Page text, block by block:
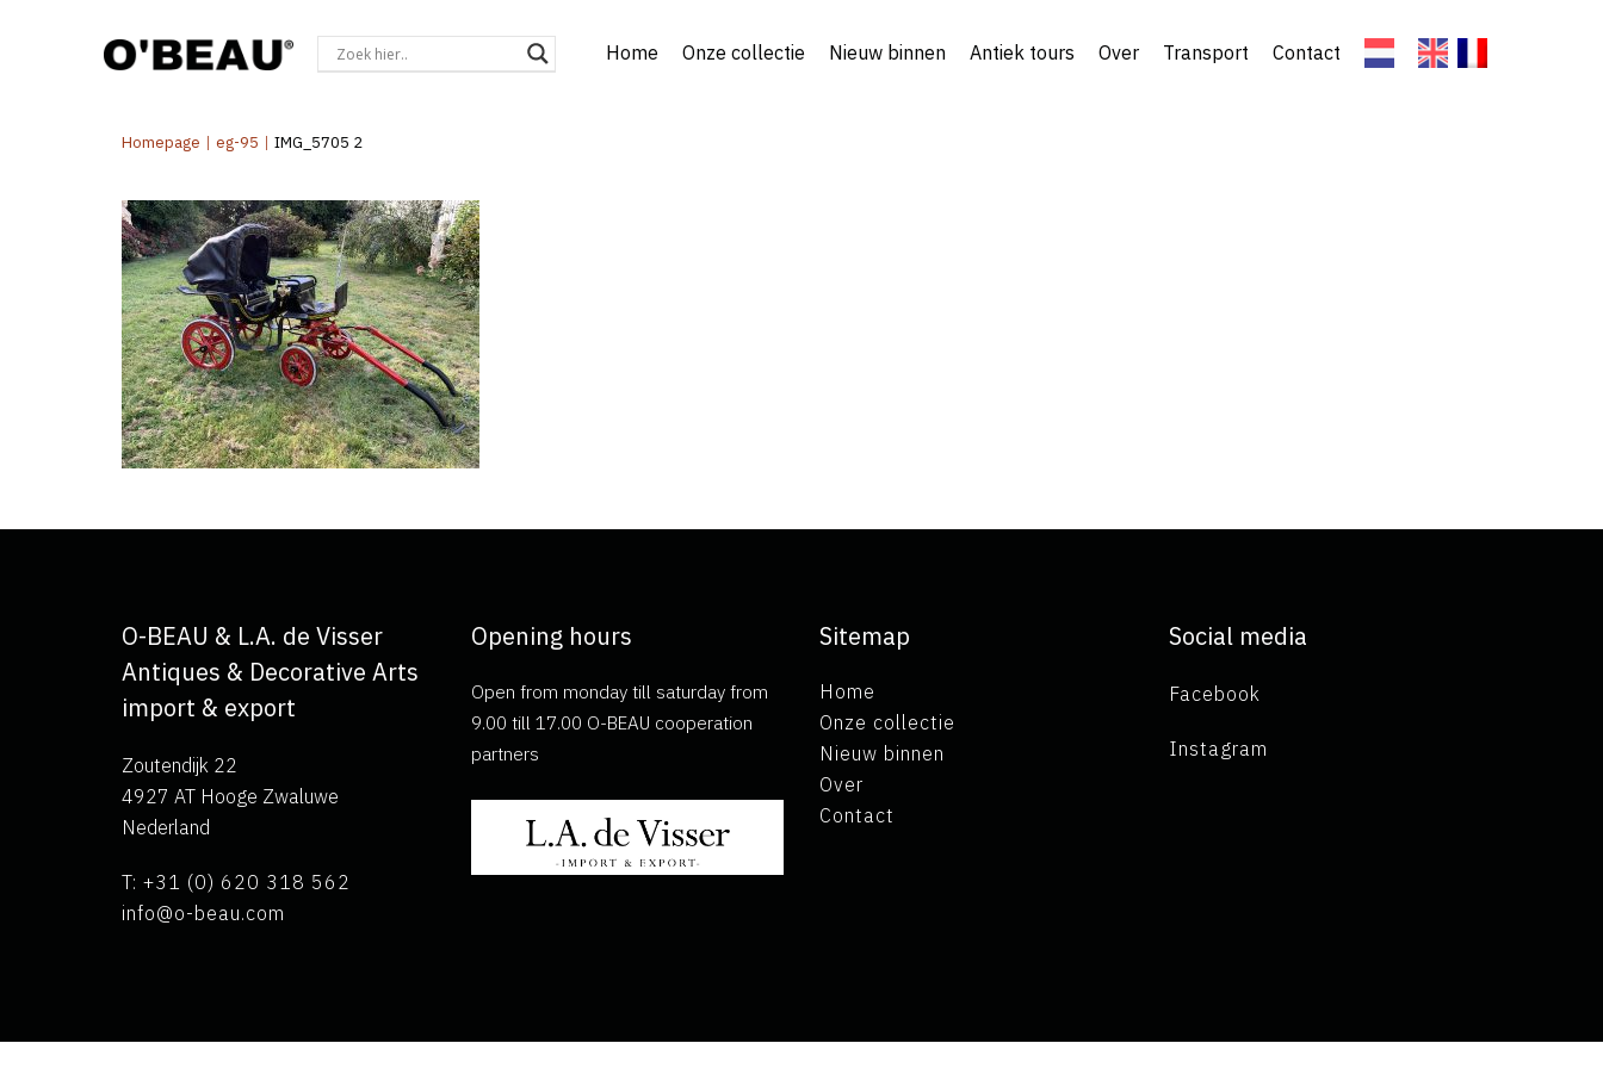
Home Onze collectie Nieuw binnen Antiek tours Over Transport Contact
Homepage | eg-95 | IMG_5705 2
O-BEAU & L.A. de Visser
Antiques & Decorative Arts
import & export
Zoutendijk 22
4927 AT Hooge Zwaluwe
Nederland
T: +31 (0) 620 318 562
info@o-beau.com
Opening hours
Open from monday till saturday from
9.00 till 17.00 O-BEAU cooperation
partners
Sitemap
Home
Onze collectie
Nieuw binnen
Over
Contact
Social media
Facebook
Instagram